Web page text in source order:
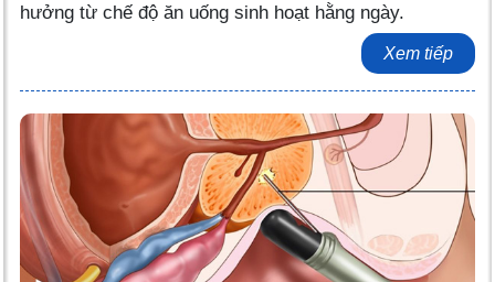
hưởng từ chế độ ăn uống sinh hoạt hằng ngày.
Xem tiếp